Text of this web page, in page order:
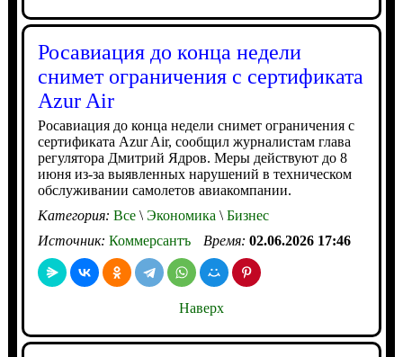
Росавиация до конца недели
снимет ограничения с сертификата
Azur Air
Росавиация до конца недели снимет ограничения с
сертификата Azur Air, сообщил журналистам глава
регулятора Дмитрий Ядров. Меры действуют до 8
июня из-за выявленных нарушений в техническом
обслуживании самолетов авиакомпании.
Категория: Все\Экономика \Бизнес
Источник: Коммерсантъ Время: 02.06.2026 17:46
Наверх